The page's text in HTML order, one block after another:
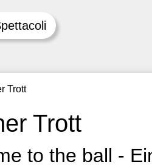
Trott
Trott
to the ball -